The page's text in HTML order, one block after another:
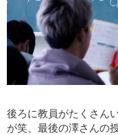
後ろに教員がたくさん
が笑、最後の澤さんの